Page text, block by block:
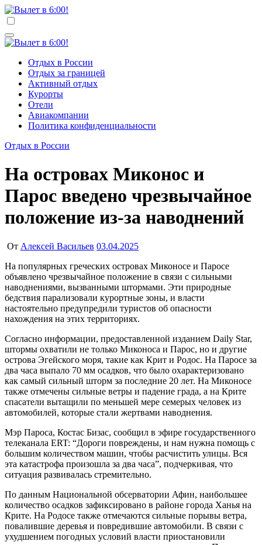
Перейти
к
Генеральный директор: Чернокоз Ольга Валерьевна
Учредитель ООО "Клуб регионов", ИНН 6685155934
Генеральный директор: Чернокоз Ольга Валерьевна
info@gosrf.ru +7 (495) 920-51-49
Отдых в России
Отдых за границей
Активный отдых
Курорты
Отели
Авиакомпании
Политика конфиденциальности
Отдых в России
На островах Миконос и
Парос введено чрезвычайное
положение из-за наводнений
От Алексей Васильев 03.04.2025
На популярных греческих островах Миконосе и Паросе
объявлено чрезвычайное положение в связи с сильными
наводнениями, вызванными штормами. Эти природные
бедствия парализовали курортные зоны, и власти
настоятельно предупредили туристов об опасности
нахождения на этих территориях.
Согласно информации, предоставленной изданием Daily Star,
штормы охватили не только Миконоса и Парос, но и другие
острова Эгейского моря, такие как Крит и Родос. На Паросе за
два часа выпало 70 мм осадков, что было охарактеризовано
как самый сильный шторм за последние 20 лет. На Миконосе
также отмечены сильные ветры и падение града, а на Крите
спасатели вытащили по меньшей мере семерых человек из
автомобилей, которые стали жертвами наводнения.
Мэр Пароса, Костас Бизас, сообщил в эфире государственного
телеканала ERT: “Дороги повреждены, и нам нужна помощь с
большим количеством машин, чтобы расчистить улицы. Вся
эта катастрофа произошла за два часа”, подчеркивая, что
ситуация развивалась стремительно.
По данным Национальной обсерватории Афин, наибольшее
количество осадков зафиксировано в районе города Ханья на
Крите. На Родосе также отмечаются сильные порывы ветра,
повалившие деревья и повредившие автомобили. В связи с
ухудшением погодных условий власти приостановили